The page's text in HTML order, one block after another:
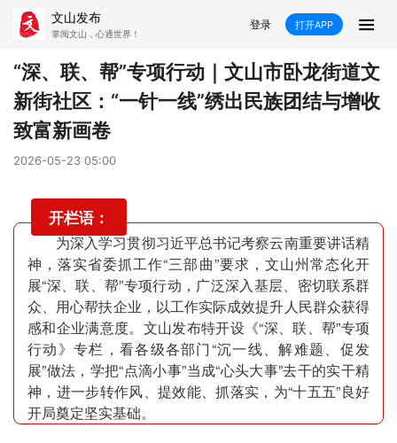
文山发布
掌阅文山，心通世界！
登录 打开APP
新闻
飞卡阅读 推荐 政声 好在文山
民族 商务
县市
文山市 砚山县 西畴县 麻栗坡县
马关县 丘北县 广南县 富宁县
视听
“深、联、帮”专项行动｜文山市卧龙街道文
新街社区：“一针一线”绣出民族团结与增收
致富新画卷
2026-05-23 05:00
开栏语：
为深入学习贯彻习近平总书记考察云南重要讲话精
神，落实省委抓工作“三部曲”要求，文山州常态化开
展“深、联、帮”专项行动，广泛深入基层、密切联系群
众、用心帮扶企业，以工作实际成效提升人民群众获得
感和企业满意度。文山发布特开设《“深、联、帮”专项
行动》专栏，看各级各部门“沉一线、解难题、促发
展”做法，学把“点滴小事”当成“心头大事”去干的实干精
神，进一步转作风、提效能、抓落实，为“十五五”良好
开局奠定坚实基础。